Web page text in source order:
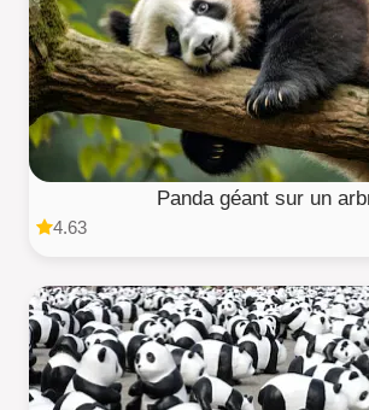
Panda géant sur un
4.63